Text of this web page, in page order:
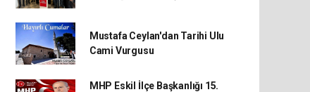
Mustafa Ceylan'dan Tarihi Ulu
Cami Vurgusu
MHP Eskil İlçe Başkanlığı 15.